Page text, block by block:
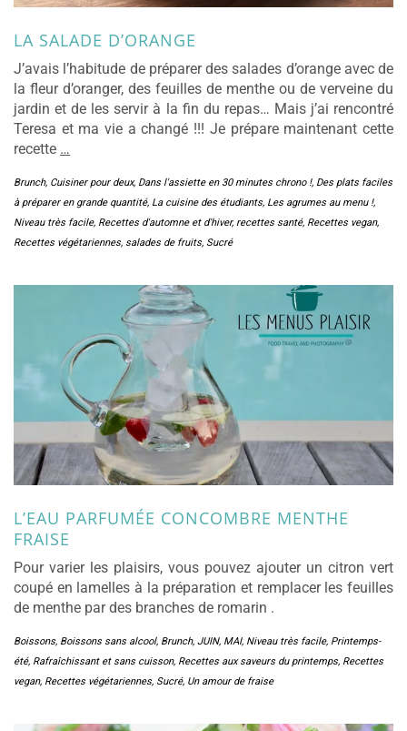
LA SALADE D’ORANGE
J’avais l’habitude de préparer des salades d’orange avec de
la fleur d’oranger, des feuilles de menthe ou de verveine du
jardin et de les servir à la fin du repas… Mais j’ai rencontré
Teresa et ma vie a changé !!! Je prépare maintenant cette
recette …
Brunch, Cuisiner pour deux, Dans l'assiette en 30 minutes chrono !, Des plats faciles
à préparer en grande quantité, La cuisine des étudiants, Les agrumes au menu !,
Niveau très facile, Recettes d'automne et d'hiver, recettes santé, Recettes vegan,
Recettes végétariennes, salades de fruits, Sucré
L’EAU PARFUMÉE CONCOMBRE MENTHE
FRAISE
Pour varier les plaisirs, vous pouvez ajouter un citron vert
coupé en lamelles à la préparation et remplacer les feuilles
de menthe par des branches de romarin .
Boissons, Boissons sans alcool, Brunch, JUIN, MAI, Niveau très facile, Printemps-
été, Rafraîchissant et sans cuisson, Recettes aux saveurs du printemps, Recettes
vegan, Recettes végétariennes, Sucré, Un amour de fraise